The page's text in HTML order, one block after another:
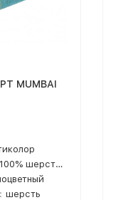
MUMBAI
100% шерсть мериноса
шерсть